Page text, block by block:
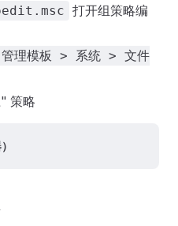
打开组策略编
理模板 > 系统 > 文件
策略